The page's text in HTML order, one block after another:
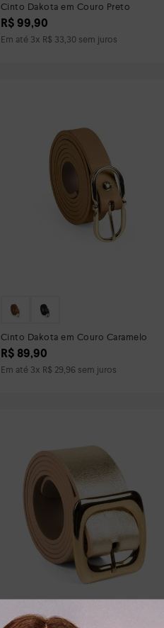
Cinto Dakota em Couro Preto
R$ 99,90
Em até 3x R$ 33,30sem juros
Cinto Dakota em Couro Caramelo
R$ 89,90
Em até 3x R$ 29,96 sem juros